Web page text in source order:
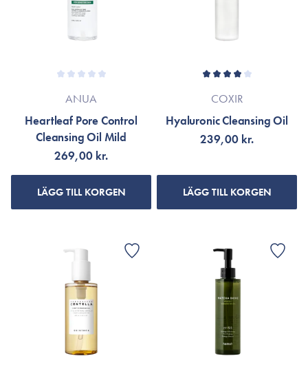
ANUA
Heartleaf Pore Control
Cleansing Oil Mild
269,00 kr.
LÄGG TILL KORGEN
COXIR
Hyaluronic Cleansing Oil
239,00 kr.
LÄGG TILL KORGEN